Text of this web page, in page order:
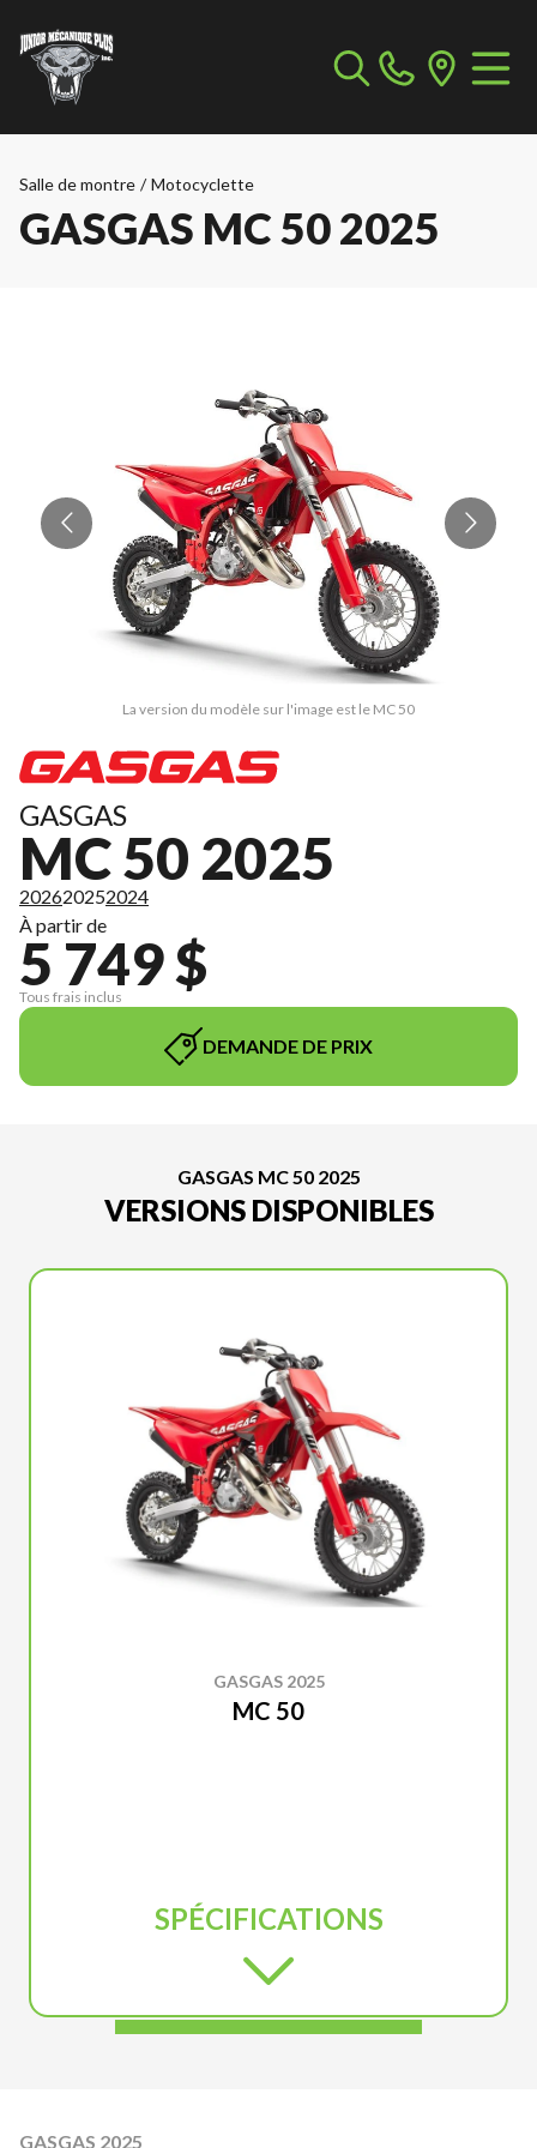
Salle de montre / Motocyclette
GASGAS MC 50 2025
La version du modèle sur l'image est le MC 50
GASGAS
MC 50 2025
202620252024
À partir de
5 749 $
Tous frais inclus
DEMANDE DE PRIX
GASGAS MC 50 2025
VERSIONS DISPONIBLES
GASGAS 2025
MC 50
SPÉCIFICATIONS
GASGAS 2025